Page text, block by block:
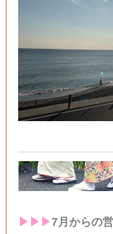
▶︎▶︎▶︎7月からの